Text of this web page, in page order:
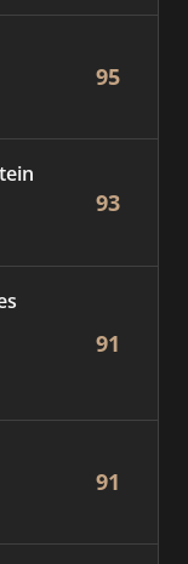
95
93
91
91